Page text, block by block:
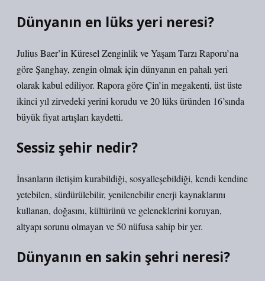
Dünyanın en lüks yeri neresi?
Julius Baer’in Küresel Zenginlik ve Yaşam Tarzı Raporu’na
göre Şanghay, zengin olmak için dünyanın en pahalı yeri
olarak kabul ediliyor. Rapora göre Çin’in megakenti, üst üste
ikinci yıl zirvedeki yerini korudu ve 20 lüks üründen 16’sında
büyük fiyat artışları kaydetti.
Sessiz şehir nedir?
İnsanların iletişim kurabildiği, sosyalleşebildiği, kendi kendine
yetebilen, sürdürülebilir, yenilenebilir enerji kaynaklarını
kullanan, doğasını, kültürünü ve geleneklerini koruyan,
altyapı sorunu olmayan ve 50 nüfusa sahip bir yer.
Dünyanın en sakin şehri neresi?